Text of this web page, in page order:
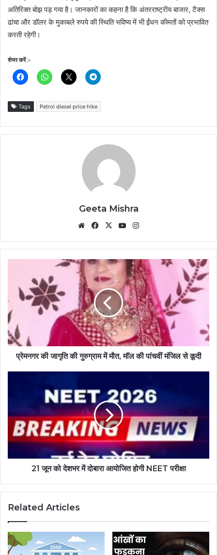
अतिरिक्त बोझ पड़ गया है। जानकारों का कहना है कि अंतरराष्ट्रीय बाजार, टैक्स
ढांचा और डॉलर के मुकाबले रुपये की स्थिति भविष्य में भी ईंधन कीमतों को प्रभावित
करती रहेगी।
शेयर करें :-
Tags Petrol diesel price hike
Geeta Mishra
WebsiteFacebook
X YouTube
प्रेमनगर की जागृति की गुरुग्राम में मौत, मॉल की पांचवीं मंजिल से कूदी
21 जून को देशभर में दोबारा आयोजित होगी NEET परीक्षा
Related Articles